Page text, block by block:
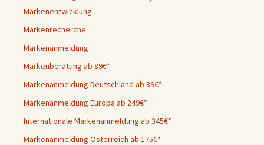
Markenentwicklung
Markenrecherche
Markenanmeldung
Markenberatung ab 89€*
Markenanmeldung Deutschland ab 89€*
Markenanmeldung Europa ab 249€*
Internationale Markenanmeldung ab 345€*
Markenanmeldung Österreich ab 175€*